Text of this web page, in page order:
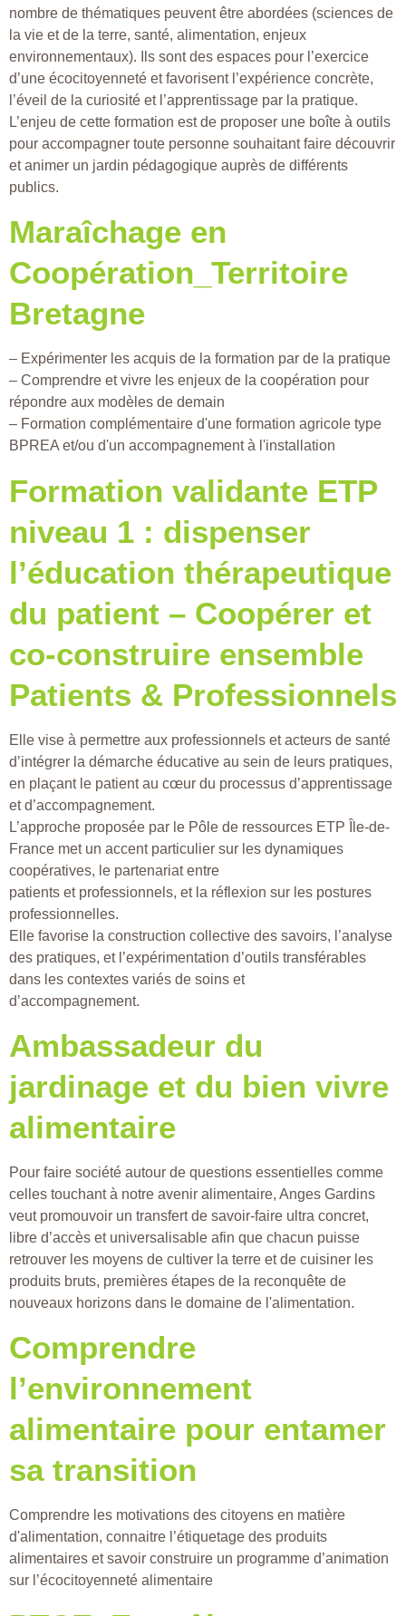
nombre de thématiques peuvent être abordées (sciences de
la vie et de la terre, santé, alimentation, enjeux
environnementaux). Ils sont des espaces pour l’exercice
d’une écocitoyenneté et favorisent l’expérience concrète,
l’éveil de la curiosité et l’apprentissage par la pratique.
L’enjeu de cette formation est de proposer une boîte à outils
pour accompagner toute personne souhaitant faire découvrir
et animer un jardin pédagogique auprès de différents
publics.
Maraîchage en
Coopération_Territoire
Bretagne
– Expérimenter les acquis de la formation par de la pratique
– Comprendre et vivre les enjeux de la coopération pour
répondre aux modèles de demain
– Formation complémentaire d'une formation agricole type
BPREA et/ou d'un accompagnement à l'installation
Formation validante ETP
niveau 1 : dispenser
l’éducation thérapeutique
du patient – Coopérer et
co-construire ensemble
Patients & Professionnels
Elle vise à permettre aux professionnels et acteurs de santé
d’intégrer la démarche éducative au sein de leurs pratiques,
en plaçant le patient au cœur du processus d’apprentissage
et d’accompagnement.
L’approche proposée par le Pôle de ressources ETP Île-de-
France met un accent particulier sur les dynamiques
coopératives, le partenariat entre
patients et professionnels, et la réflexion sur les postures
professionnelles.
Elle favorise la construction collective des savoirs, l’analyse
des pratiques, et l’expérimentation d’outils transférables
dans les contextes variés de soins et
d’accompagnement.
Ambassadeur du
jardinage et du bien vivre
alimentaire
Pour faire société autour de questions essentielles comme
celles touchant à notre avenir alimentaire, Anges Gardins
veut promouvoir un transfert de savoir-faire ultra concret,
libre d’accès et universalisable afin que chacun puisse
retrouver les moyens de cultiver la terre et de cuisiner les
produits bruts, premières étapes de la reconquête de
nouveaux horizons dans le domaine de l'alimentation.
Comprendre
l’environnement
alimentaire pour entamer
sa transition
Comprendre les motivations des citoyens en matière
d'alimentation, connaitre l’étiquetage des produits
alimentaires et savoir construire un programme d’animation
sur l’écocitoyenneté alimentaire